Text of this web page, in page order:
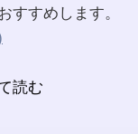
すすめします。